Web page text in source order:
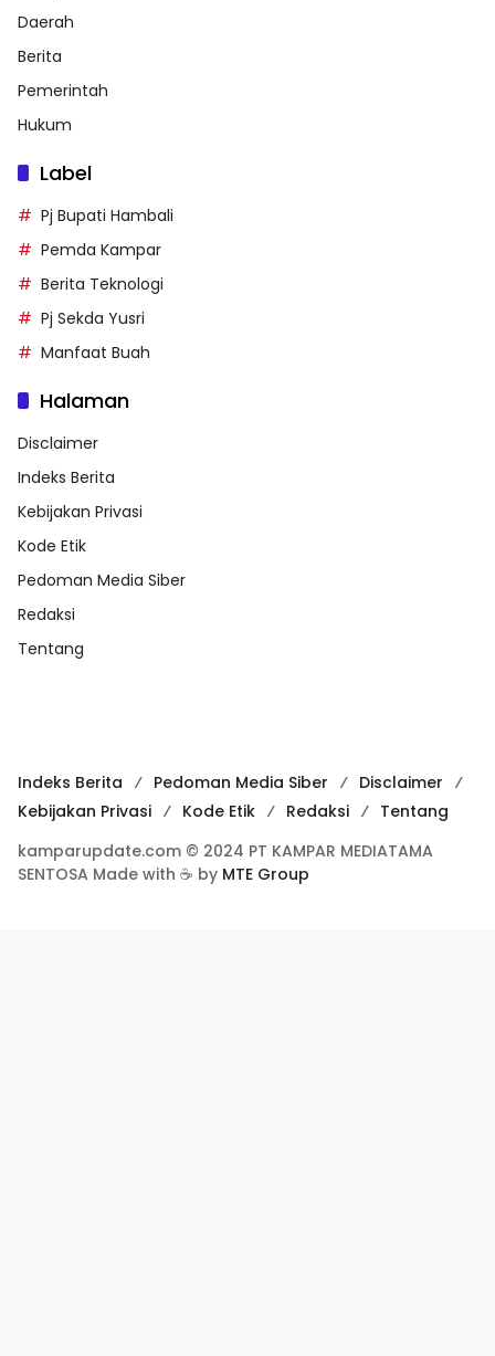
Daerah
Berita
Pemerintah
Hukum
Label
Pj Bupati Hambali
Pemda Kampar
Berita Teknologi
Pj Sekda Yusri
Manfaat Buah
Halaman
Disclaimer
Indeks Berita
Kebijakan Privasi
Kode Etik
Pedoman Media Siber
Redaksi
Tentang
Indeks Berita Pedoman Media Siber
Disclaimer
Kebijakan Privasi
Kode Etik Redaksi
Tentang
kamparupdate.com © 2024 PT KAMPAR MEDIATAMA
SENTOSA Made with ☕ by MTE Group